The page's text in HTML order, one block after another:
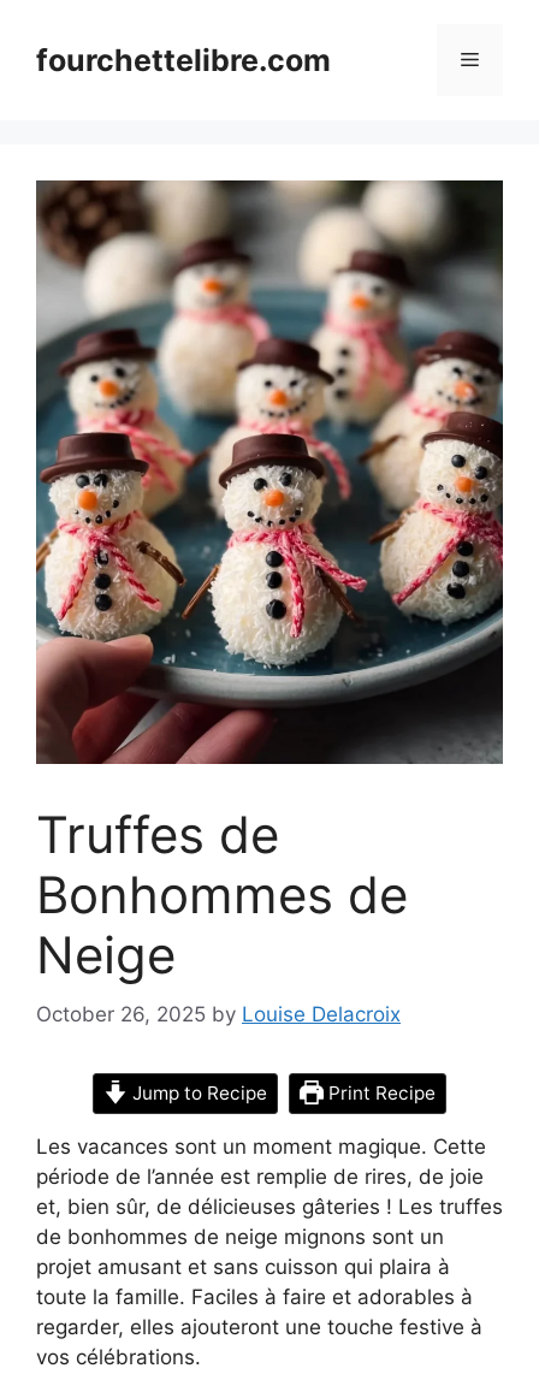
contentfourchettelibre.com Menu
Truffes de
Bonhommes de
Neige
October 26, 2025 by Louise Delacroix
Jump to Recipe Print Recipe
Les vacances sont un moment magique. Cette
période de l’année est remplie de rires, de joie
et, bien sûr, de délicieuses gâteries ! Les truffes
de bonhommes de neige mignons sont un
projet amusant et sans cuisson qui plaira à
toute la famille. Faciles à faire et adorables à
regarder, elles ajouteront une touche festive à
vos célébrations.